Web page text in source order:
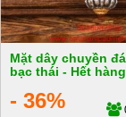
Mặt dây chuyền
bạc thái - Hết hàng
- 36%